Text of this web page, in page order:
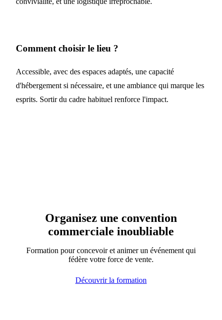
Comment choisir le lieu ?
Accessible, avec des espaces adaptés, une capacité
d'hébergement si nécessaire, et une ambiance qui marque les
esprits. Sortir du cadre habituel renforce l'impact.
Organisez une convention
commerciale inoubliable
Formation pour concevoir et animer un événement qui
fédère votre force de vente.
Découvrir la formation